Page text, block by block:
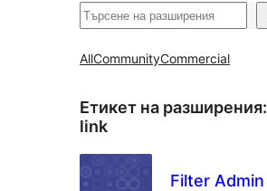
Търсене
AllCommunityCommercial
Етикет на разширения:
link
Filter Admin